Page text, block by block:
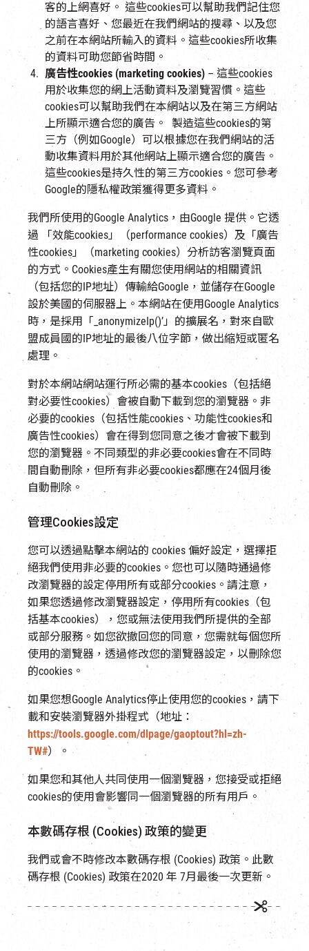
客的上網喜好。 這些cookies可以幫助我們記住您
的語言喜好、您最近在我們網站的搜尋、以及您
之前在本網站所輸入的資料。這些cookies所收集
的資料可助您節省時間。
廣告性cookies (marketing cookies) – 這些cookies
用於收集您的網上活動資料及瀏覽習慣。這些
cookies可以幫助我們在本網站以及在第三方網站
上所顯示適合您的廣告。 製造這些cookies的第
三方（例如Google）可以根據您在我們網站的活
動收集資料用於其他網站上顯示適合您的廣告。
這些cookies是持久性的第三方cookies。您可參考
Google的隱私權政策獲得更多資料。
我們所使用的Google Analytics，由Google 提供。它透
過 「效能cookies」（performance cookies）及「廣告
性cookies」（marketing cookies）分析訪客瀏覽頁面
的方式。Cookies產生有關您使用網站的相關資訊
（包括您的IP地址）傳輸給Google，並儲存在Google
設於美國的伺服器上。本網站在使用Google Analytics
時，是採用「_anonymizeIp()’」的擴展名，對來自歐
盟成員國的IP地址的最後八位字節，做出縮短或匿名
處理。
對於本網站網站運行所必需的基本cookies（包括絕
對必要性cookies）會被自動下載到您的瀏覽器。非
必要的cookies（包括性能cookies、功能性cookies和
廣告性cookies）會在得到您同意之後才會被下載到
您的瀏覽器。不同類型的非必要cookies會在不同時
間自動刪除，但所有非必要cookies都應在24個月後
自動刪除。
管理Cookies設定
您可以透過點擊本網站的 cookies 偏好設定，選擇拒
絕我們使用非必要的cookies。您也可以隨時通過修
改瀏覽器的設定停用所有或部分cookies。請注意，
如果您透過修改瀏覽器設定，停用所有cookies（包
括基本cookies），您或無法使用我們所提供的全部
或部分服務。如您欲撤回您的同意，您需就每個您所
使用的瀏覽器，透過修改您的瀏覽器設定，以刪除您
的cookies。
如果您想Google Analytics停止使用您的cookies，請下
載和安裝瀏覽器外掛程式（地址：
https://tools.google.com/dlpage/gaoptout?hl=zh-
TW#）。
如果您和其他人共同使用一個瀏覽器，您接受或拒絕
cookies的使用會影響同一個瀏覽器的所有用戶。
本數碼存根 (Cookies) 政策的變更
我們或會不時修改本數碼存根 (Cookies) 政策。此數
碼存根 (Cookies) 政策在2020 年 7月最後一次更新。